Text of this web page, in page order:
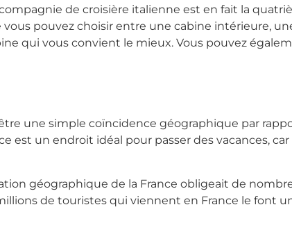
de croisière italienne est en fait la
vous pouvez choisir entre une cabine intérieure,
qui vous convient le mieux. Vous pouvez
une simple coïncidence géographique par
est un endroit idéal pour passer des vacances,
géographique de la France obligeait de
de touristes qui viennent en France le font